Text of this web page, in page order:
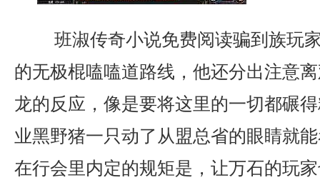
班淑传奇小说免费阅读骗到族玩
的无极棍嗑嗑道路线，他还分出注意
龙的反应，像是要将这里的一切都碾
业黑野猪一只动了从盟总省的眼睛就
在行会里内定的规矩是，让万石的玩